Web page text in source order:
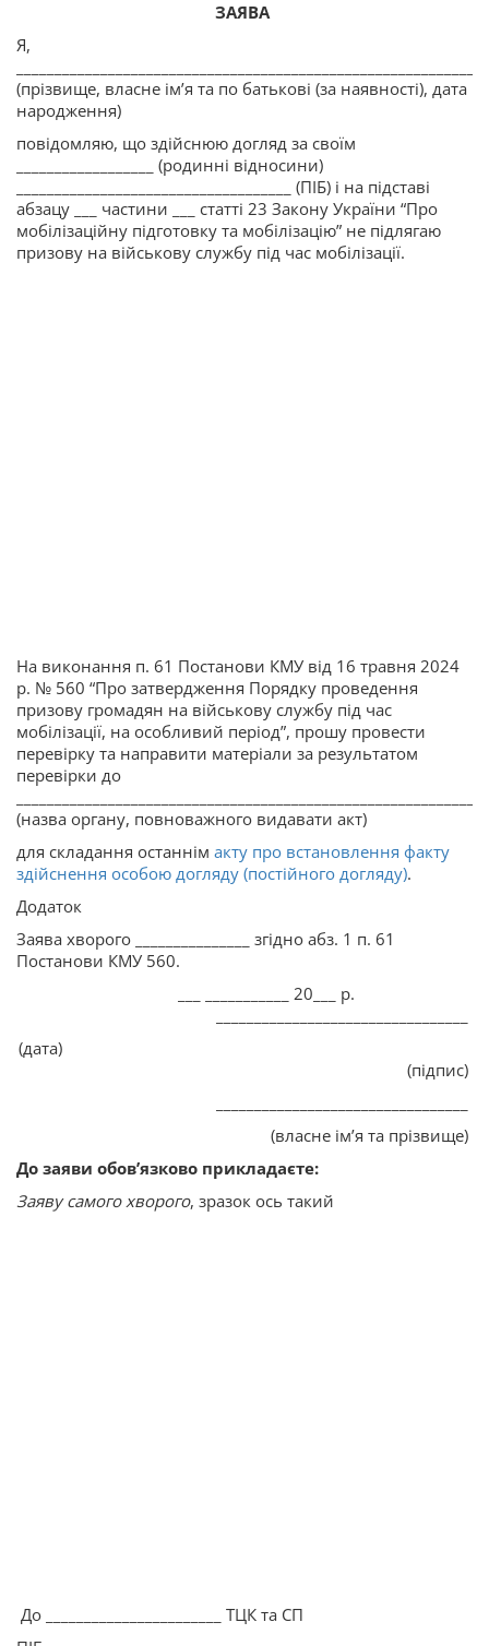
ЗАЯВА
Я,
(прізвище, власне ім’я та по батькові (за наявності), дата
народження)
повідомляю, що здійснюю догляд за своїм
__________________ (родинні відносини)
____________________________________ (ПІБ) і на підставі
абзацу ___ частини ___ статті 23 Закону України “Про
мобілізаційну підготовку та мобілізацію” не підлягаю
призову на військову службу під час мобілізації.
На виконання п. 61 Постанови КМУ від 16 травня 2024
р. № 560 “Про затвердження Порядку проведення
призову громадян на військову службу під час
мобілізації, на особливий період”, прошу провести
перевірку та направити матеріали за результатом
перевірки до
(назва органу, повноважного видавати акт)
для складання останнім акту про встановлення факту
здійснення особою догляду (постійного догляду).
Додаток
Заява хворого _______________ згідно абз. 1 п. 61
Постанови КМУ 560.
___ ___________ 20___ р.
(дата)
(підпис)
(власне ім’я та прізвище)
До заяви обов’язково прикладаєте:
Заяву самого хворого, зразок ось такий
До _______________________ ТЦК та СП